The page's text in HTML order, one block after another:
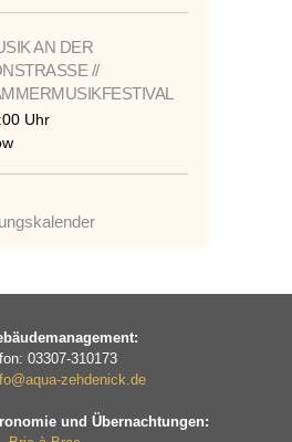
AN DER
//
Uhr
03307-310173
zehdenick.de
und Übernachtungen: